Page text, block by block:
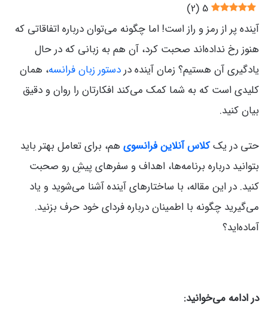
5
(
2
)
آینده پر از رمز و راز است! اما چگونه می‌توان درباره اتفاقاتی که
هنوز رخ نداده‌اند صحبت کرد، آن هم به زبانی که در حال
یادگیری آن هستیم؟ زمان آینده دردستور زبان فرانسه، همان
کلیدی است که به شما کمک می‌کند افکارتان را روان و دقیق
بیان کنید.
حتی در یککلاس آنلاین فرانسوی هم، برای تعامل بهتر باید
بتوانید درباره برنامه‌ها، اهداف و سفرهای پیشِ‌ رو صحبت
کنید. در این مقاله، با ساختارهای آینده آشنا می‌شوید و یاد
می‌گیرید چگونه با اطمینان درباره فردای خود حرف بزنید.
آماده‌اید؟
در ادامه می‌خوانید: